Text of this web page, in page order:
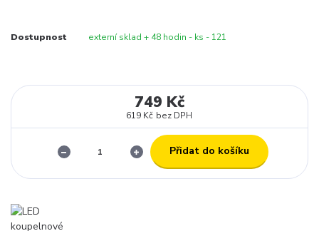
Dostupnost externí sklad + 48 hodin - ks - 121
749 Kč
619 Kč bez DPH
Přidat do košíku